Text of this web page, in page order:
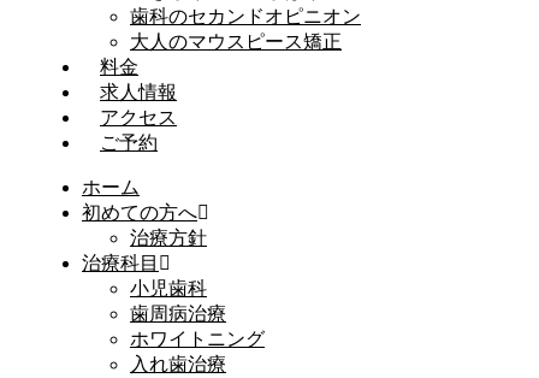
歯科のセカンドオピニオン
大人のマウスピース矯正
料金
求人情報
アクセス
ご予約
ホーム
初めての方へ
治療方針
治療科目
小児歯科
歯周病治療
ホワイトニング
入れ歯治療